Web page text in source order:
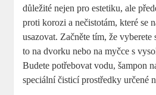
důležité nejen pro estetiku, ale
proti korozi a nečistotám, které se
usazovat. Začněte tím, že
to na dvorku nebo na myčce s
Budete potřebovat vodu, šampon
speciální čisticí prostředky určené